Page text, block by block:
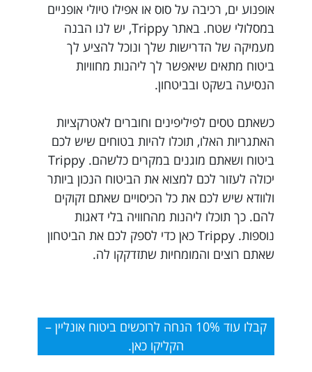
אופנוע ים, רכיבה על סוס או אפילו טיולי אופניים
במסלולי שטח. באתר Trippy, יש לנו הבנה
מעמיקה של הדרישות שלך ונוכל להציע לך
ביטוח מתאים שיאפשר לך ליהנות מחוויות
הנסיעה בשקט ובביטחון.
כשאתם טסים לפיליפינים וחוברים לאטרקציות
האתגריות האלו, תוכלו להיות בטוחים שיש לכם
ביטוח ושאתם מוגנים במקרים כלשהם. Trippy
יכולה לעזור לכם למצוא את הביטוח הנכון ביותר
ולוודא שיש לכם את כל הכיסויים שאתם זקוקים
להם. כך תוכלו ליהנות מהחוויה בלי דאגות
נוספות. Trippy כאן כדי לספק לכם את הביטחון
שאתם רוצים והמומחיות שתזדקקו לה.
קבלו עוד 10% הנחה לרוכשים ביטוח אונליין –
הקליקו כאן.